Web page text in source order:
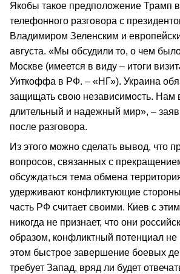
Якобы такое предположение Трамп
телефонного разговора с
Владимиром Зеленским и
августа. «Мы обсудили то, о чем
Москве (имеется в виду – итоги
Уиткоффа в РФ. – «НГ»). Украина
защищать свою независимость. Нам
длительный и надежный мир», –
после разговора.
Из этого можно сделать вывод, что
вопросов, связанных с
обсуждаться тема обмена
удерживают конфликтующие
часть РФ считает своими. Киев с
никогда не признает, что они
образом, конфликтный потенциал не
этом быстрое завершение боевых
требует Запад, вряд ли будет